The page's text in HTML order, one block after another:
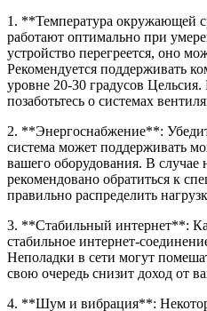
1. **Температура окружающей
работают оптимально при
устройство перегреется, оно
Рекомендуется поддерживать
уровне 20-30 градусов Цельсия.
позаботьтесь о системах
2. **Энергоснабжение**:
система может поддерживать
вашего оборудования. В случае
рекомендовано обратиться к
правильно распределить
3. **Стабильный интернет**:
стабильное интернет-
Неполадки в сети могут
свою очередь снизит доход от
4. **Шум и вибрация**: